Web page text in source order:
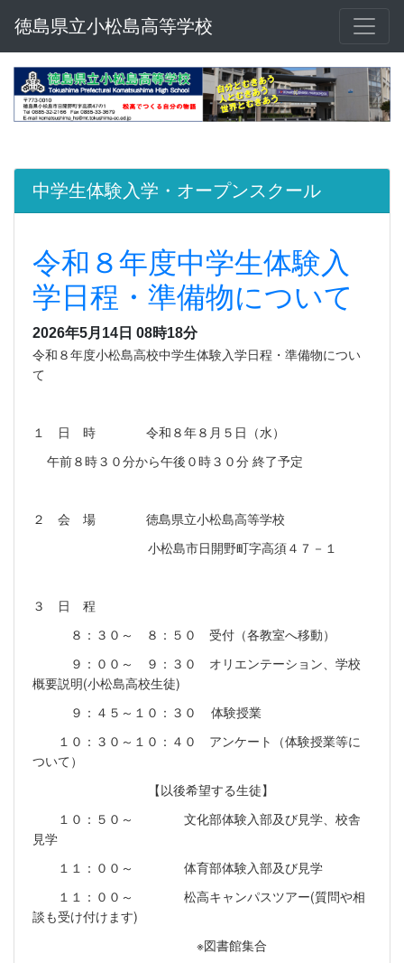
徳島県立小松島高等学校
中学生体験入学・オープンスクール
令和８年度中学生体験入
学日程・準備物について
2026年5月14日 08時18分
令和８年度小松島高校中学生体験入学日程・準備物につい
て
１ 日 時 令和８年８月５日（水）
午前８時３０分から午後０時３０分 終了予定
２ 会 場 徳島県立小松島高等学校
小松島市日開野町字高須４７－１
３ 日 程
８：３０～ ８：５０ 受付（各教室へ移動）
９：００～ ９：３０ オリエンテーション、学校
概要説明(小松島高校生徒)
９：４５～１０：３０ 体験授業
１０：３０～１０：４０ アンケート（体験授業等に
ついて）
【以後希望する生徒】
１０：５０～ 文化部体験入部及び見学、校舎
見学
１１：００～ 体育部体験入部及び見学
１１：００～ 松高キャンパスツアー(質問や相
談も受け付けます)
※図書館集合